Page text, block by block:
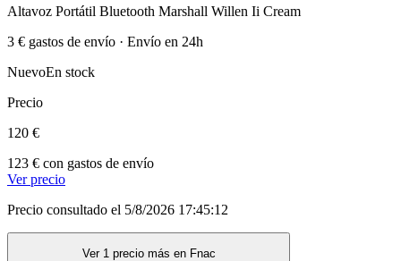
Altavoz Portátil Bluetooth Marshall Willen Ii Cream
3 € gastos de envío · Envío en 24h
NuevoEn stock
Precio
120 €
123 € con gastos de envío
Ver precio
Precio consultado el 5/8/2026 17:45:12
Ver 1 precio más en Fnac